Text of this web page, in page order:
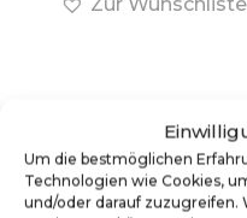
Um die bestmöglichen
Technologien wie Cookies,
und/oder darauf zuzugreifen.